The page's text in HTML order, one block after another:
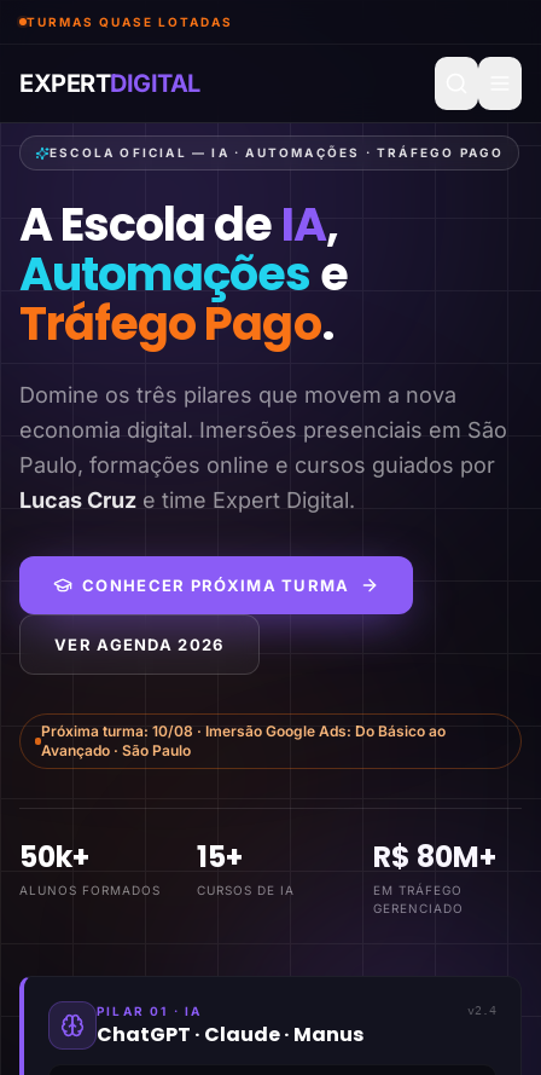
TURMAS QUASE LOTADAS
EXPERTDIGITAL
ESCOLA OFICIAL — IA · AUTOMAÇÕES · TRÁFEGO PAGO
A Escola deIA,
Automaçõese
Tráfego Pago.
Domine os três pilares que movem a nova
economia digital. Imersões presenciais em São
Paulo, formações online e cursos guiados por
Lucas Cruz e time Expert Digital.
CONHECER PRÓXIMA TURMA
VER AGENDA 2026
Próxima turma: 10/08 · Imersão Google Ads: Do Básico ao
Avançado · São Paulo
50k+
ALUNOS FORMADOS
15+
CURSOS DE IA
R$ 80M+
EM TRÁFEGO
GERENCIADO
PILAR 01 · IA
ChatGPT · Claude · Manus
v2.4